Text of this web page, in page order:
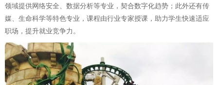
领域提供网络安全、数据分析等专业，契合数字化趋势；此外还有传
媒、生命科学等特色专业，课程由行业专家授课，助力学生快速适应
职场，提升就业竞争力。